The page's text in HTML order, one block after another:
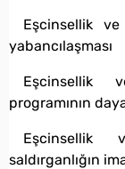
Eşcinsellik
yabancılaşması
Eşcinsellik
programının
Eşcinsellik
saldırganlığın